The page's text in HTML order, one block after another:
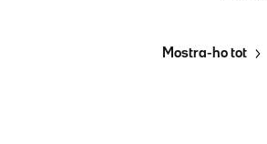
Mostra-ho tot